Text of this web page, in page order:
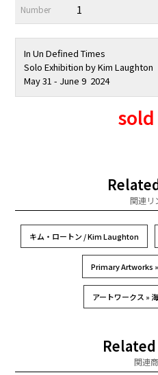
Number 1
In Un Defined Times
Solo Exhibition by Kim Laughton
May 31 - June 9 2024
関連リ
キム・ロートン / Kim Laughton
Primary Artworks
アートワークス »
関連